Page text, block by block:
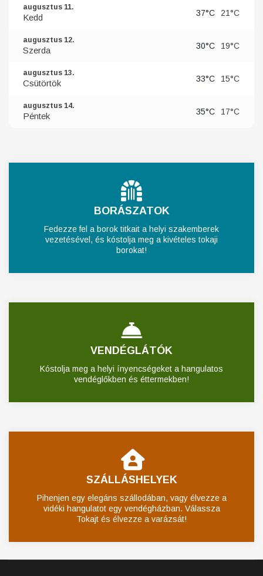
augusztus 11.
Kedd 37°C 21°C
augusztus 12.
Szerda 30°C 19°C
augusztus 13.
Csütörtök 33°C 15°C
augusztus 14.
Péntek 35°C 17°C
BORÁSZATOK
Fedezze fel a borok titkait a helyi szakemberek
vezetésével, és kóstolja meg a kivételes tokaji
borokat!
VENDÉGLÁTÓK
Kóstolja meg a helyi ínyencségeket a hangulatos
vendéglőkben és éttermekben!
SZÁLLÁSHELYEK
Pihenjen egy elegáns szállodában, vagy élvezze a
vidéki hangulatot egy vendégházban. Válassza
Tokajt és élvezze a varázsát!